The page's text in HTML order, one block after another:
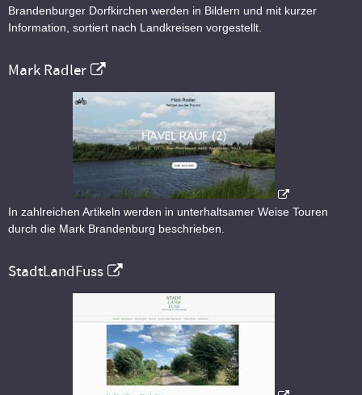
Brandenburger Dorfkirchen werden in Bildern und mit kurzer
Information, sortiert nach Landkreisen vorgestellt.
Mark Radler
In zahlreichen Artikeln werden in unterhaltsamer Weise Touren
durch die Mark Brandenburg beschrieben.
StadtLandFuss